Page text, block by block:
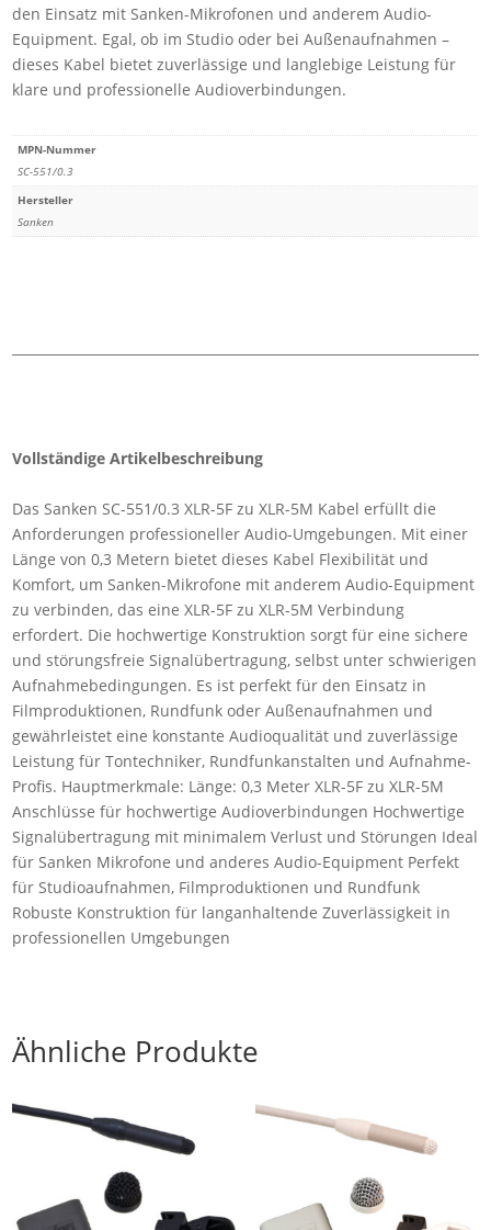
den Einsatz mit Sanken-Mikrofonen und anderem Audio-
Equipment. Egal, ob im Studio oder bei Außenaufnahmen –
dieses Kabel bietet zuverlässige und langlebige Leistung für
klare und professionelle Audioverbindungen.
MPN-Nummer
SC-551/0.3
Hersteller
Sanken
Vollständige Artikelbeschreibung
Das Sanken SC-551/0.3 XLR-5F zu XLR-5M Kabel erfüllt die
Anforderungen professioneller Audio-Umgebungen. Mit einer
Länge von 0,3 Metern bietet dieses Kabel Flexibilität und
Komfort, um Sanken-Mikrofone mit anderem Audio-Equipment
zu verbinden, das eine XLR-5F zu XLR-5M Verbindung
erfordert. Die hochwertige Konstruktion sorgt für eine sichere
und störungsfreie Signalübertragung, selbst unter schwierigen
Aufnahmebedingungen. Es ist perfekt für den Einsatz in
Filmproduktionen, Rundfunk oder Außenaufnahmen und
gewährleistet eine konstante Audioqualität und zuverlässige
Leistung für Tontechniker, Rundfunkanstalten und Aufnahme-
Profis. Hauptmerkmale: Länge: 0,3 Meter XLR-5F zu XLR-5M
Anschlüsse für hochwertige Audioverbindungen Hochwertige
Signalübertragung mit minimalem Verlust und Störungen Ideal
für Sanken Mikrofone und anderes Audio-Equipment Perfekt
für Studioaufnahmen, Filmproduktionen und Rundfunk
Robuste Konstruktion für langanhaltende Zuverlässigkeit in
professionellen Umgebungen
Ähnliche Produkte